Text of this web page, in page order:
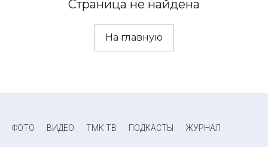
Страница не найдена
На главную
ФОТО ВИДЕО ТМК ТВ ПОДКАСТЫ ЖУРНАЛ